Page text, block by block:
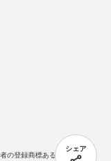
シェア
の登録商標あるいは商標で